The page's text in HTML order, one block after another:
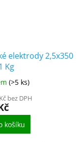
elektrody 2,5x350
Kg
(>5 ks)
bez DPH
košíku